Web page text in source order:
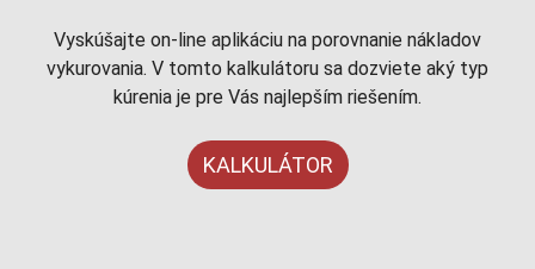
Vyskúšajte on-line aplikáciu na porovnanie nákladov
vykurovania. V tomto kalkulátoru sa dozviete aký typ
kúrenia je pre Vás najlepším riešením.
KALKULÁTOR